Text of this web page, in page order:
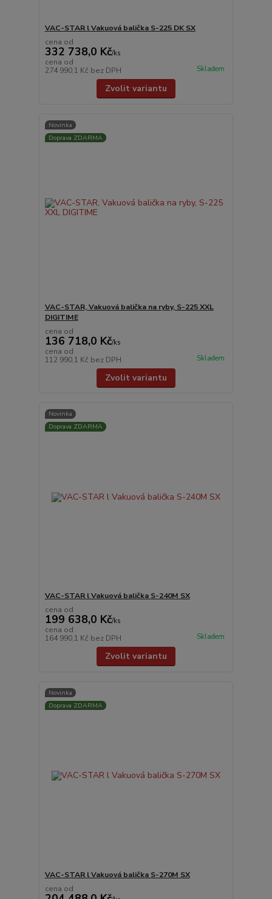
VAC-STAR l Vakuová balička S-225 DK SX
cena od
332 738,0 Kč/ks
cena od
274 990,1 Kč bez DPH Skladem
Zvolit variantu
Novinka
Doprava ZDARMA
VAC-STAR, Vakuová balička na ryby, S-225 XXL
DIGITIME
cena od
136 718,0 Kč/ks
cena od
112 990,1 Kč bez DPH Skladem
Zvolit variantu
Novinka
Doprava ZDARMA
VAC-STAR l Vakuová balička S-240M SX
cena od
199 638,0 Kč/ks
cena od
164 990,1 Kč bez DPH Skladem
Zvolit variantu
Novinka
Doprava ZDARMA
VAC-STAR l Vakuová balička S-270M SX
cena od